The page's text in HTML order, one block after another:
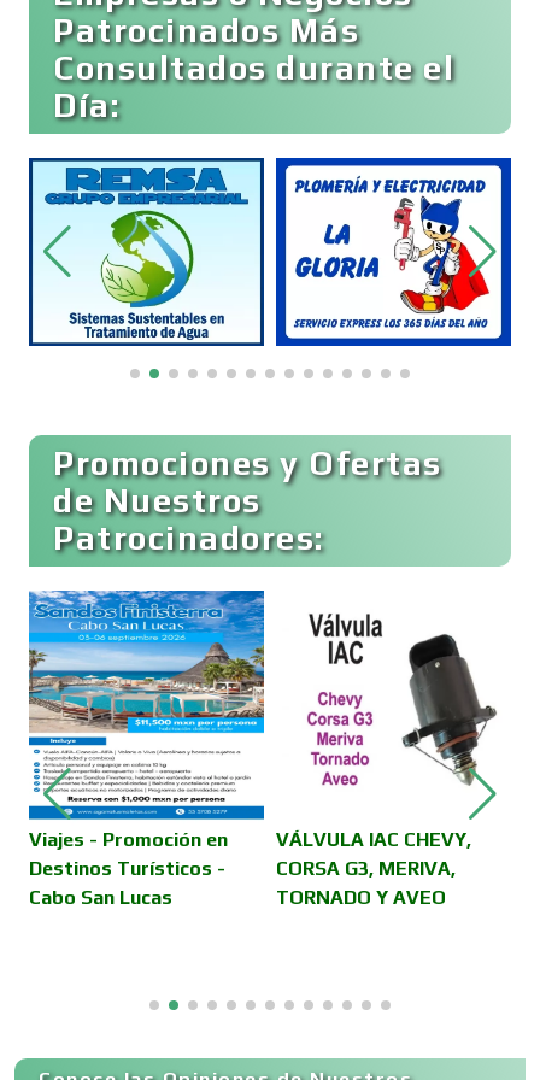
Bebidas
Belleza
Bordados y Estampados
Cafeterías
Cajas de Ahorro
Cámaras de Comercio
Camiones para Fletes
Cancelería de Aluminio
Capacitación
Patrocinados Más
Consultados durante el
Día:
Promociones y Ofertas
de Nuestros
Patrocinadores:
Viajes - Promoción en
Destinos Turísticos -
Cabo San Lucas
VÁLVULA IAC CHEVY,
CORSA G3, MERIVA,
TORNADO Y AVEO